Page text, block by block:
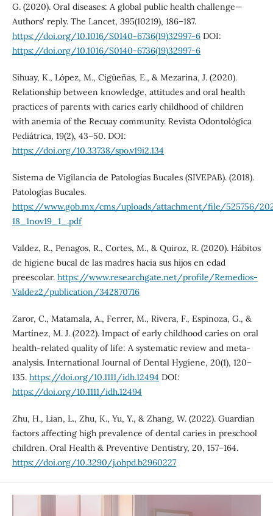
G. (2020). Oral diseases: A global public health challenge—
Authors' reply. The Lancet, 395(10219), 186–187.
https://doi.org/10.1016/S0140-6736(19)32997-6DOI:
https://doi.org/10.1016/S0140-6736(19)32997-6
Sihuay, K., López, M., Cigüeñas, E., & Mezarina, J. (2020).
Relationship between knowledge, attitudes and oral health
practices of parents with caries early childhood of children
with anemia of the Recuay community. Revista Odontológica
Pediátrica, 19(2), 43–50. DOI:
https://doi.org/10.33738/spo.v19i2.134
Sistema de Vigilancia de Patologías Bucales (SIVEPAB). (2018).
Patologías Bucales.
https://www.gob.mx/cms/uploads/attachment/file/525756/
18_1nov19_1_.pdf
Valdez, R., Penagos, R., Cortes, M., & Quiroz, R. (2020). Hábitos
de higiene bucal de las madres hacia sus hijos en edad
preescolar. https://www.researchgate.net/profile/Remedios-
Valdez2/publication/342870716
Zaror, C., Matamala, A., Ferrer, M., Rivera, F., Espinoza, G., &
Martínez, M. J. (2022). Impact of early childhood caries on oral
health-related quality of life: A systematic review and meta-
analysis. International Journal of Dental Hygiene, 20(1), 120–
135. https://doi.org/10.1111/idh.12494 DOI:
https://doi.org/10.1111/idh.12494
Zhu, H., Lian, L., Zhu, K., Yu, Y., & Zhang, W. (2022). Guardian
factors affecting high prevalence of dental caries in preschool
children. Oral Health & Preventive Dentistry, 20, 157–164.
https://doi.org/10.3290/j.ohpd.b2960227